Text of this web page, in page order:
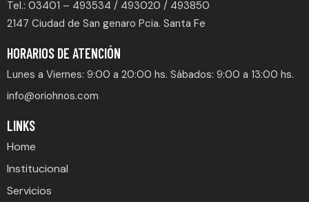
Tel.: 03401 – 493534 / 493020 / 493850
2147 Ciudad de San genaro Pcia. Santa Fe
HORARIOS DE ATENCIÓN
Lunes a Viernes: 9:00 a 20:00 hs. Sábados: 9:00 a 13:00 hs.
info@oriohnos.com
LINKS
Home
Institucional
Servicios